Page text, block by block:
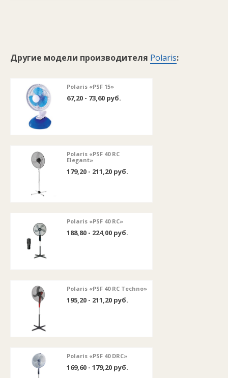
Другие модели производителя Polaris:
Polaris «PSF 15»
67,20 - 73,60 руб.
Polaris «PSF 40 RC
Elegant»
179,20 - 211,20 руб.
Polaris «PSF 40 RC»
188,80 - 224,00 руб.
Polaris «PSF 40 RC Techno»
195,20 - 211,20 руб.
Polaris «PSF 40 DRC»
169,60 - 179,20 руб.